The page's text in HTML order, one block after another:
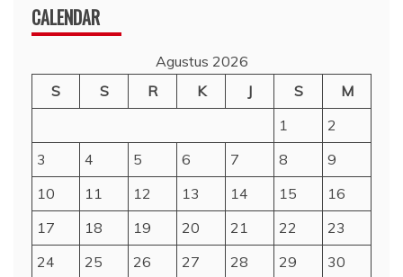
CALENDAR
Agustus 2026
S
S R K J S
M
1
2
3
4 5 6 7 8
9
10
11 12 13 14 15
16
17
18 19 20 21 22
23
24
25 26 27 28 29
30